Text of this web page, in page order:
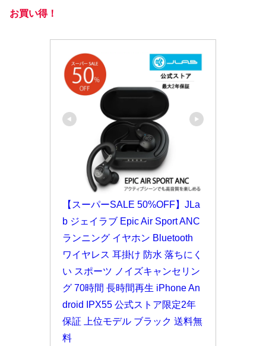
お買い得！
【スーパーSALE 50%OFF】JLa
b ジェイラブ Epic Air Sport ANC
ランニング イヤホン Bluetooth
ワイヤレス 耳掛け 防水 落ちにく
い スポーツ ノイズキャンセリン
グ 70時間 長時間再生 iPhone An
droid IPX55 公式ストア限定2年
保証 上位モデル ブラック 送料無
料